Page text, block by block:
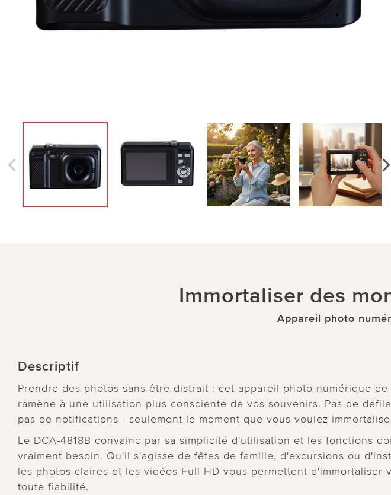
Immortaliser des
Appareil photo
Descriptif
Prendre des photos sans être distrait : cet appareil photo numérique de
ramène à une utilisation plus consciente de vos souvenirs. Pas de
pas de notifications - seulement le moment que vous voulez
Le DCA-4818B convainc par sa simplicité d'utilisation et les fonctions
vraiment besoin. Qu'il s'agisse de fêtes de famille, d'excursions ou
les photos claires et les vidéos Full HD vous permettent d'immortaliser
toute fiabilité.